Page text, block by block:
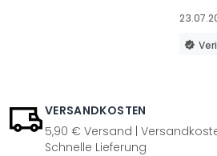
VERSANDKOSTEN
5,90 € Versand |
Schnelle Lieferung